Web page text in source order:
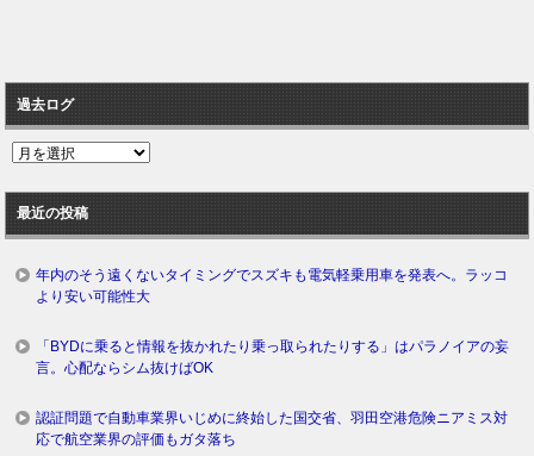
過去ログ
過
ロ
グ
最近の投稿
年内のそう遠くないタイミングでスズキも電気軽乗用車を発表へ。ラッコ
より安い可能性大
「BYDに乗ると情報を抜かれたり乗っ取られたりする」はパラノイアの妄
言。心配ならシム抜けばOK
認証問題で自動車業界いじめに終始した国交省、羽田空港危険ニアミス対
応で航空業界の評価もガタ落ち